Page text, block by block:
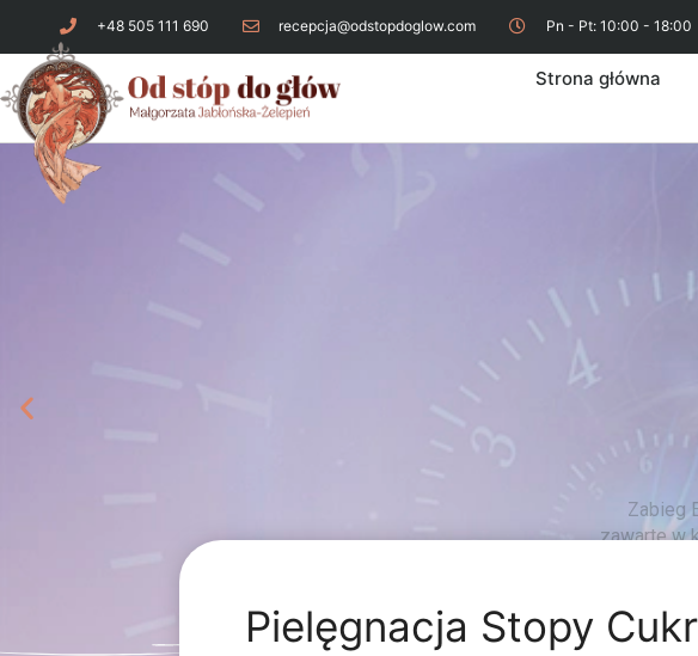
+48 505 111 690 recepcja@odstopdoglow.com Pn - Pt: 10:00 - 18:00
Strona główna
zawarte
Pielęgnacja Stopy